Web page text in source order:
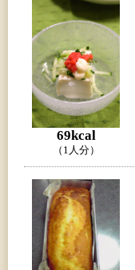
69kcal
（1人分）